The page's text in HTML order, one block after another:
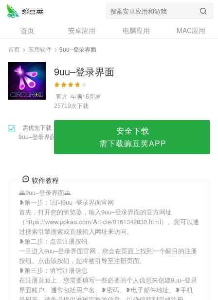
首页 安卓应用 电脑应用
MAC应用
资讯
专题
问答
首页 > 应用软件 > 9uu–登录界面
9uu–登录界面
官方 年满16周岁
25719次下载
需优先下载
9uu–登录界面
安全下载
需下载豌豆荚APP
软件教程
🌄9uu–登录界面🌄
❥第一步：访问9uu–登录界面官网
首先，打开您的浏览器，输入9uu–登录界面的官方网址
（https://www.ppkao.com/Article/0161342830.html）。您可以通
过搜索引擎搜索或直接输入网址来访问。
❥第二步：点击注册按钮
一旦进入9uu–登录界面官网，您会在页面上找到一个醒目的注册
按钮。点击该按钮，您将被引导至注册页面。
❥第三步：填写注册信息
在注册页面上，您需要填写一些必要的个人信息来创建9uu–登录
界面账户。通常包括用户名、❥密码、❥电子邮件地址、❥手机